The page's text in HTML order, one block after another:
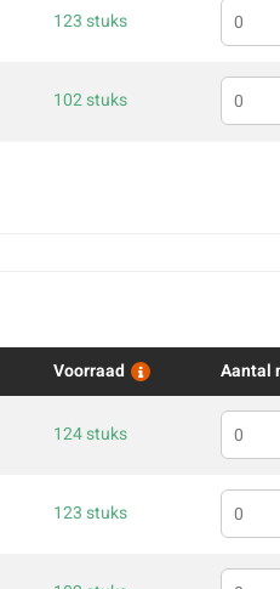
123 stuks
102 stuks
Voorraad Aantal
124 stuks
123 stuks